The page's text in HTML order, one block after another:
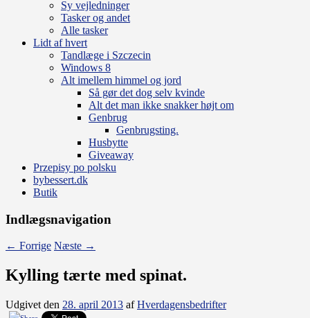
Sy vejledninger
Tasker og andet
Alle tasker
Lidt af hvert
Tandlæge i Szczecin
Windows 8
Alt imellem himmel og jord
Så gør det dog selv kvinde
Alt det man ikke snakker højt om
Genbrug
Genbrugsting.
Husbytte
Giveaway
Przepisy po polsku
bybessert.dk
Butik
Indlægsnavigation
← Forrige Næste →
Kylling tærte med spinat.
Udgivet den 28. april 2013 afHverdagensbedrifter